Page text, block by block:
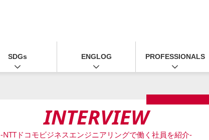
SDGs ENGLOG PROFESSIONALS
INTERVIEW
-NTTドコモビジネスエンジニアリングで働く社員を紹介-